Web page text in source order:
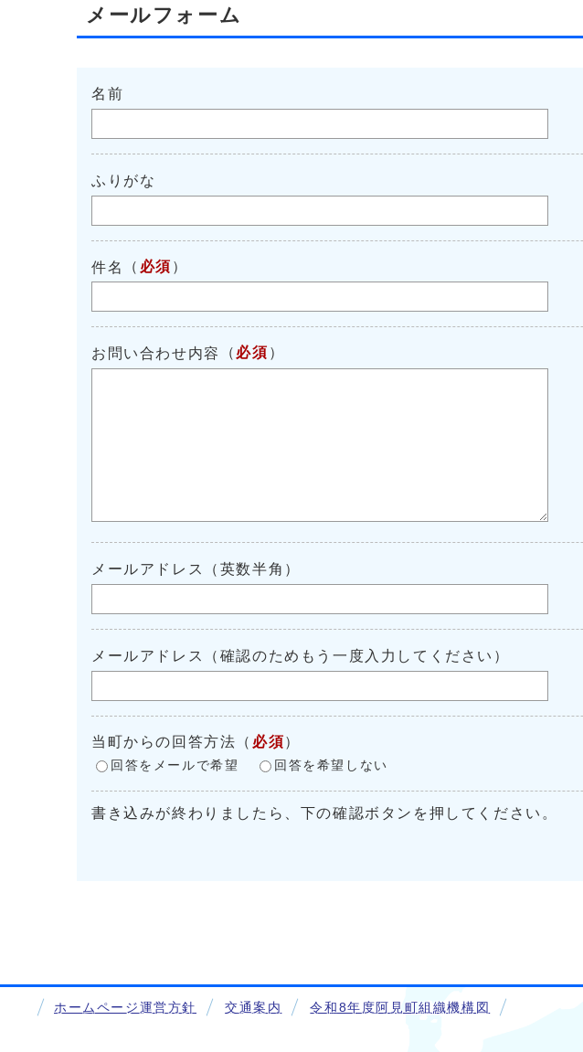
メールフォーム
名前
ふりがな
件名 （ 必須 ）
お問い合わせ内容 （ 必須 ）
メールアドレス（英数半角）
メールアドレス（確認のためもう一度入力してください）
当町からの回答方法 （ 必須）
回答をメールで希望 回答を希望しない
書き込みが終わりましたら、下の確認ボタンを押してください。
ホームページ運営方針 交通案内 令和8年度阿見町組織機構図